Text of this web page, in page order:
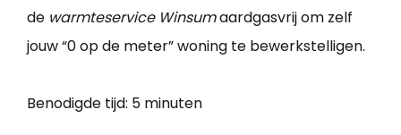
de warmteservice Winsumaardgasvrij om zelf
jouw “0 op de meter” woning te bewerkstelligen.
Benodigde tijd: 5 minuten